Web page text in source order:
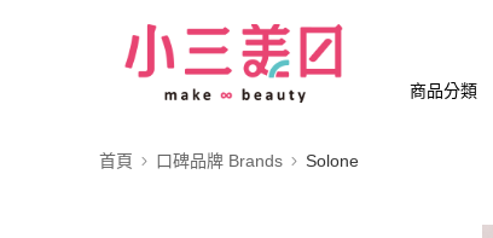
商品分類
首頁 口碑品牌 Brands Solone